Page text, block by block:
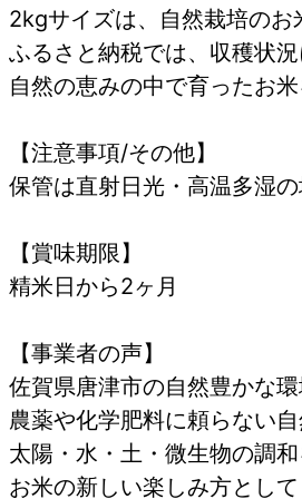
2kgサイズは、自然栽培のお
ふるさと納税では、収穫状
自然の恵みの中で育ったお
【注意事項/その他】
保管は直射日光・高温多湿
【賞味期限】
精米日から2ヶ月
【事業者の声】
佐賀県唐津市の自然豊かな環
農薬や化学肥料に頼らない
太陽・水・土・微生物の調
お米の新しい楽しみ方とし